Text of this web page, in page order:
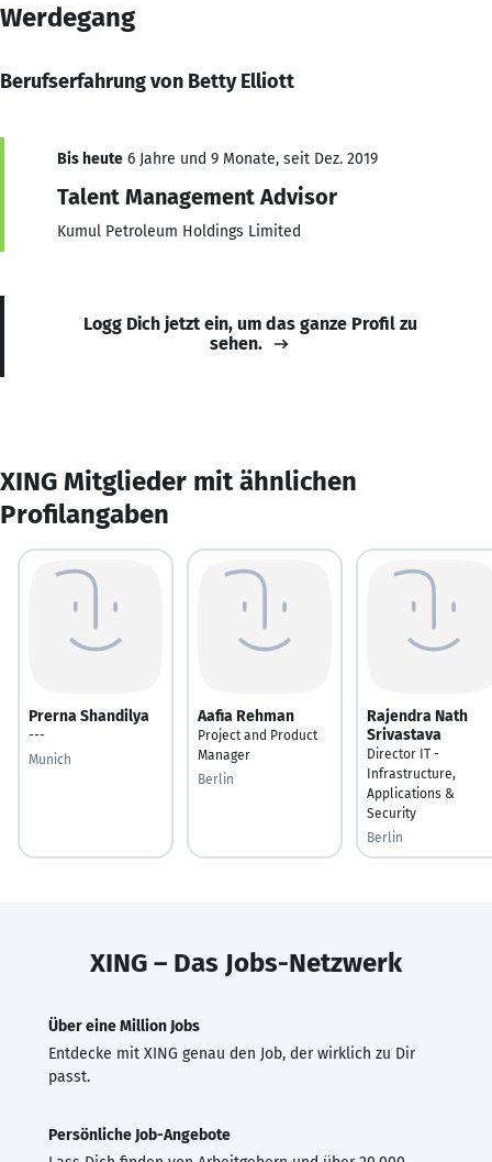
Werdegang
Berufserfahrung von Betty Elliott
Bis heute 6 Jahre und 9 Monate, seit Dez. 2019
Talent Management Advisor
Kumul Petroleum Holdings Limited
Logg Dich jetzt ein, um das ganze Profil zu
sehen.
XING Mitglieder mit ähnlichen
Profilangaben
Prerna Shandilya
---
Munich
Aafia Rehman
Project and Product
Manager
Berlin
Rajendra Nath
Srivastava
Director IT -
Infrastructure,
Applications &
Security
Berlin
XING – Das Jobs-Netzwerk
Über eine Million Jobs
Entdecke mit XING genau den Job, der wirklich zu Dir
passt.
Persönliche Job-Angebote